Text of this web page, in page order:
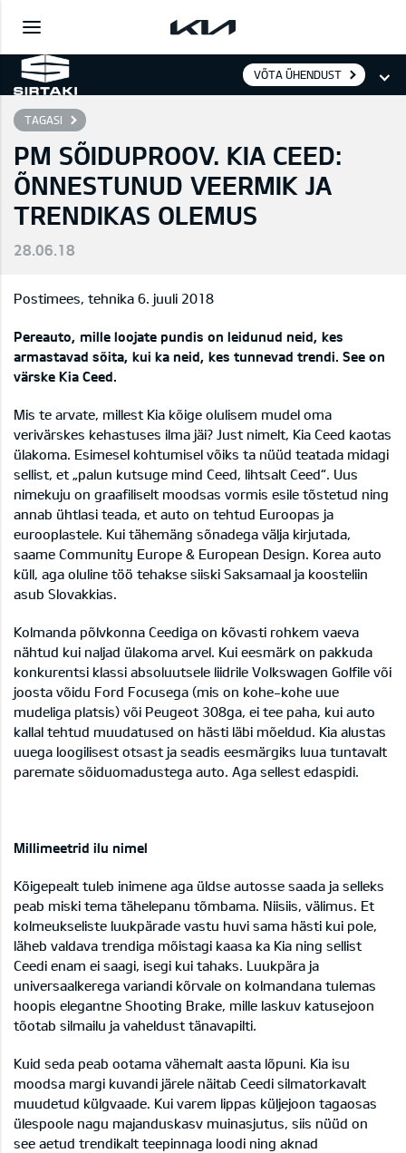
VÕTA ÜHENDUST
TAGASI
PM SÕIDUPROOV. KIA CEED:
ÕNNESTUNUD VEERMIK JA
TRENDIKAS OLEMUS
28.06.18
Postimees, tehnika 6. juuli 2018
Pereauto, mille loojate pundis on leidunud neid, kes
armastavad sõita, kui ka neid, kes tunnevad trendi. See on
värske Kia Ceed.
Mis te arvate, millest Kia kõige olulisem mudel oma
verivärskes kehastuses ilma jäi? Just nimelt, Kia Ceed kaotas
ülakoma. Esimesel kohtumisel võiks ta nüüd teatada midagi
sellist, et „palun kutsuge mind Ceed, lihtsalt Ceed“. Uus
nimekuju on graafiliselt moodsas vormis esile tõstetud ning
annab ühtlasi teada, et auto on tehtud Euroopas ja
eurooplastele. Kui tähemäng sõnadega välja kirjutada,
saame Community Europe & European Design. Korea auto
küll, aga oluline töö tehakse siiski Saksamaal ja koosteliin
asub Slovakkias.
Kolmanda põlvkonna Ceediga on kõvasti rohkem vaeva
nähtud kui naljad ülakoma arvel. Kui eesmärk on pakkuda
konkurentsi klassi absoluutsele liidrile Volkswagen Golfile või
joosta võidu Ford Focusega (mis on kohe-kohe uue
mudeliga platsis) või Peugeot 308ga, ei tee paha, kui auto
kallal tehtud muudatused on hästi läbi mõeldud. Kia alustas
uuega loogilisest otsast ja seadis eesmärgiks luua tuntavalt
paremate sõiduomadustega auto. Aga sellest edaspidi.
Millimeetrid ilu nimel
Kõigepealt tuleb inimene aga üldse autosse saada ja selleks
peab miski tema tähelepanu tõmbama. Niisiis, välimus. Et
kolmeukseliste luukpärade vastu huvi sama hästi kui pole,
läheb valdava trendiga mõistagi kaasa ka Kia ning sellist
Ceedi enam ei saagi, isegi kui tahaks. Luukpära ja
universaalkerega variandi kõrvale on kolmandana tulemas
hoopis elegantne Shooting Brake, mille laskuv katusejoon
tõotab silmailu ja vaheldust tänavapilti.
Kuid seda peab ootama vähemalt aasta lõpuni. Kia isu
moodsa margi kuvandi järele näitab Ceedi silmatorkavalt
muudetud külgvaade. Kui varem lippas küljejoon tagaosas
ülespoole nagu majanduskasv muinasjutus, siis nüüd on
see aetud trendikalt teepinnaga loodi ning aknad